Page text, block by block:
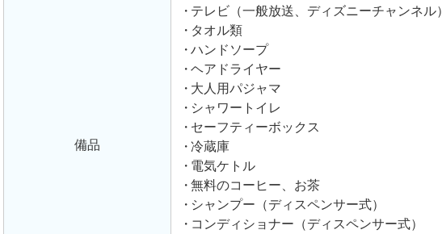
備品
テレビ（一般放送、ディズニーチャンネル）
タオル類
ハンドソープ
ヘアドライヤー
大人用パジャマ
シャワートイレ
セーフティーボックス
冷蔵庫
電気ケトル
無料のコーヒー、お茶
シャンプー（ディスペンサー式）
コンディショナー（ディスペンサー式）